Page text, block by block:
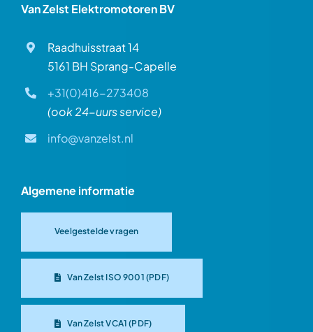
Van Zelst Elektromotoren BV
Raadhuisstraat 14
5161 BH Sprang-Capelle
+31(0)416-273408
(ook 24-uurs service)
info@vanzelst.nl
Algemene informatie
Veelgestelde vragen
Van Zelst ISO 9001 (PDF)
Van Zelst VCA1 (PDF)